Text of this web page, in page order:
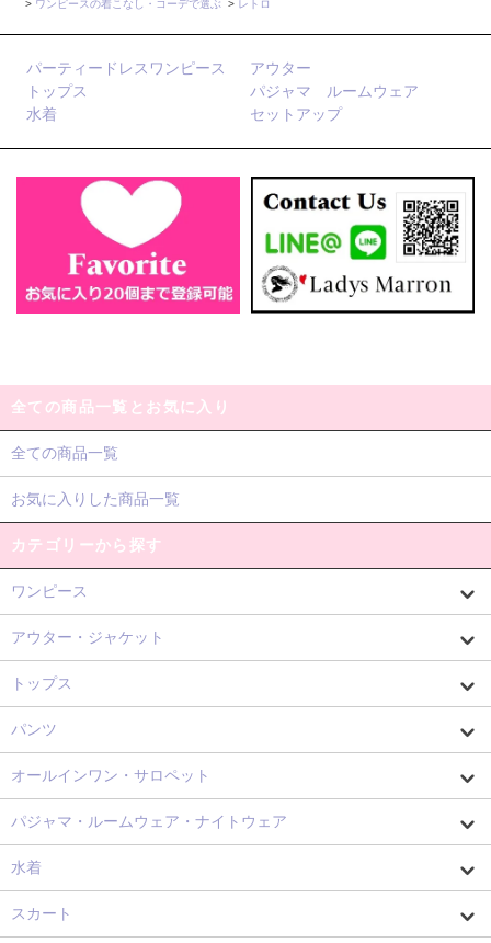
> ワンピースの着こなし・コーデで選ぶ > レトロ
パーティードレスワンピース
アウター
トップス
パジャマ ルームウェア
水着
セットアップ
全ての商品一覧とお気に入り
全ての商品一覧
お気に入りした商品一覧
カテゴリーから探す
ワンピース
アウター・ジャケット
トップス
パンツ
オールインワン・サロペット
パジャマ・ルームウェア・ナイトウェア
水着
スカート